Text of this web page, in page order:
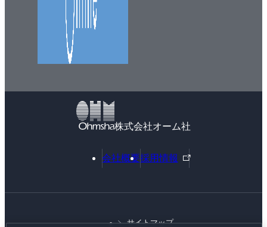
株式会社オーム社
会社概要採用情報
外
部
ン
サイトマップ